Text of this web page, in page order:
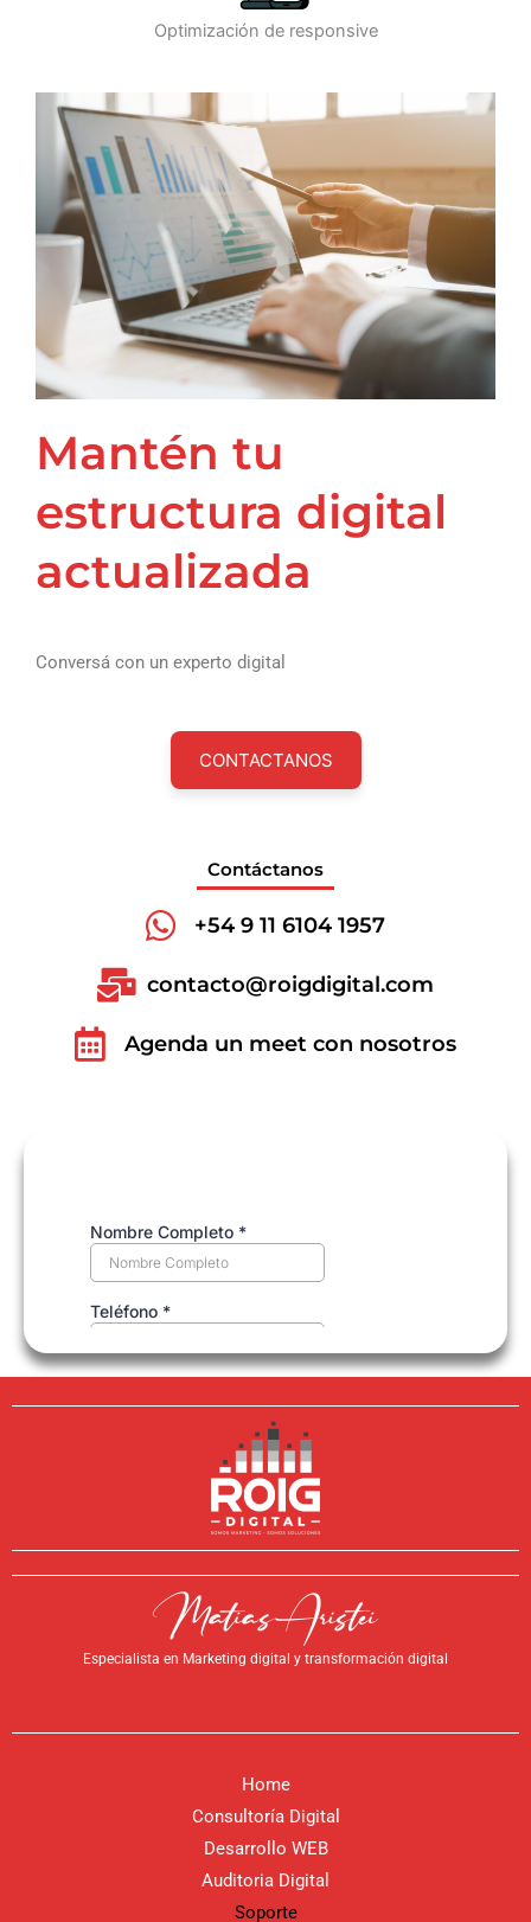
Optimización de responsive
Mantén tu
estructura digital
actualizada
Conversá con un experto digital
CONTACTANOS
Contáctanos
+54 9 11 6104 1957
contacto@roigdigital.com
Agenda un meet con nosotros
Especialista en Marketing digital y transformación digital
Home
Consultoría Digital
Desarrollo WEB
Auditoria Digital
Soporte